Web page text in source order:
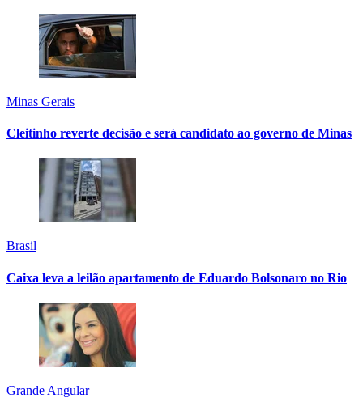
Minas Gerais
Cleitinho reverte decisão e será candidato ao governo de Minas
Brasil
Caixa leva a leilão apartamento de Eduardo Bolsonaro no Rio
Grande Angular